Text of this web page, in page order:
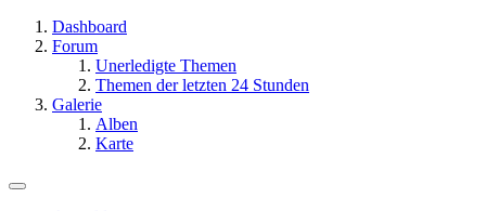
Dashboard
Forum
Unerledigte Themen
Themen der letzten 24 Stunden
Galerie
Alben
Karte